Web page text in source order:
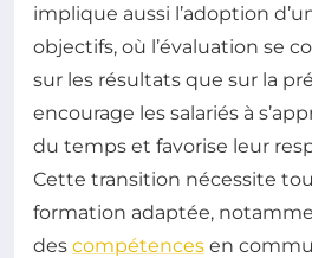
implique aussi l’adoption
objectifs, où l’évaluation se
sur les résultats que sur la
encourage les salariés à
du temps et favorise leur
Cette transition nécessite
formation adaptée,
des compétences en